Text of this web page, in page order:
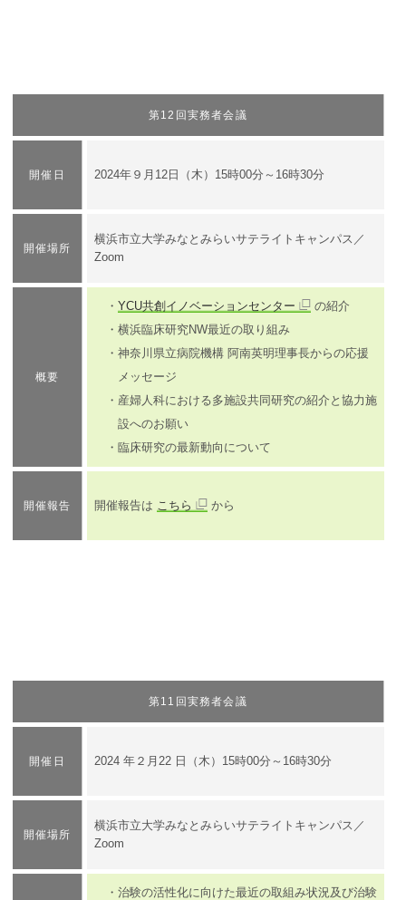
第12回実務者会議
開催日 ​2024年９月12日（木）15時00分～16時30分
開催場所
​横浜市立大学みなとみらいサテライトキャンパス／
Zoom
概要
・ YCU共創イノベーションセンター
の紹介
・横浜臨床研究NW最近の取り組み
・神奈川県立病院機構 阿南英明理事長からの応援
メッセージ
・産婦人科における多施設共同研究の紹介と協力施
設へのお願い
・臨床研究の最新動向について
開催報告 開催報告は こちら から
第11回実務者会議
開催日 ​2024 年２月22 日（木）15時00分～16時30分
開催場所
横浜市立大学みなとみらいサテライトキャンパス／
Zoom
・治験の活性化に向けた最近の取組み状況及び治験